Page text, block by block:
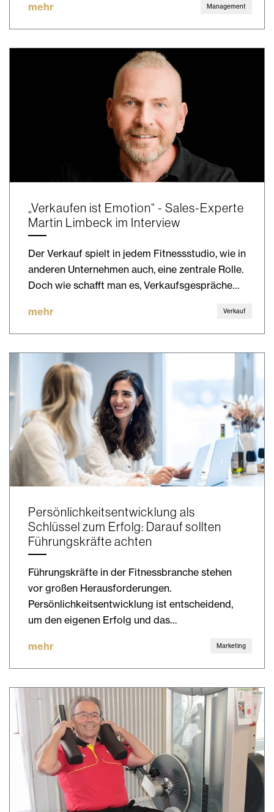
mehr Management
„Verkaufen ist Emotion“ - Sales-Experte
Martin Limbeck im Interview
Der Verkauf spielt in jedem Fitnessstudio, wie in
anderen Unternehmen auch, eine zentrale Rolle.
Doch wie schafft man es, Verkaufsgespräche…
mehr Verkauf
Persönlichkeitsentwicklung als
Schlüssel zum Erfolg: Darauf sollten
Führungskräfte achten
Führungskräfte in der Fitnessbranche stehen
vor großen Herausforderungen.
Persönlichkeitsentwicklung ist entscheidend,
um den eigenen Erfolg und das…
mehr Marketing